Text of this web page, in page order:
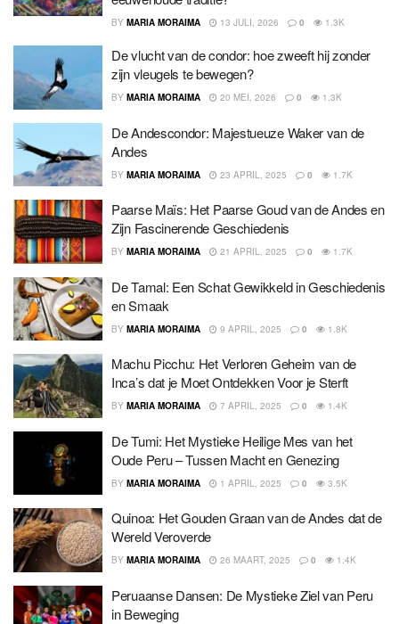
BY MARIA MORAIMA 13 JULI, 2026 0 1.3K
De vlucht van de condor: hoe zweeft hij zonder
zijn vleugels te bewegen?
BY MARIA MORAIMA 20 MEI, 2026 0 1.3K
De Andescondor: Majestueuze Waker van de
Andes
BY MARIA MORAIMA 23 APRIL, 2025 0 1.7K
Paarse Maïs: Het Paarse Goud van de Andes en
Zijn Fascinerende Geschiedenis
BY MARIA MORAIMA 21 APRIL, 2025 0 1.7K
De Tamal: Een Schat Gewikkeld in Geschiedenis
en Smaak
BY MARIA MORAIMA 9 APRIL, 2025 0 1.8K
Machu Picchu: Het Verloren Geheim van de
Inca’s dat je Moet Ontdekken Voor je Sterft
BY MARIA MORAIMA 7 APRIL, 2025 0 1.4K
De Tumi: Het Mystieke Heilige Mes van het
Oude Peru – Tussen Macht en Genezing
BY MARIA MORAIMA 1 APRIL, 2025 0 3.5K
Quinoa: Het Gouden Graan van de Andes dat de
Wereld Veroverde
BY MARIA MORAIMA 26 MAART, 2025 0 1.4K
Peruaanse Dansen: De Mystieke Ziel van Peru
in Beweging